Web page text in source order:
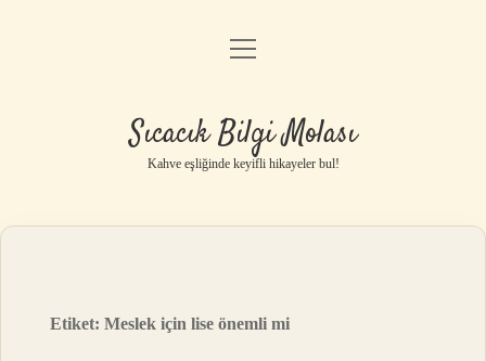
Anasayfa
Yasal Uyarı
menüyü
Sıcacık Bilgi Molası
Kahve eşliğinde keyifli hikayeler bul!
Etiket:Meslek için lise önemli mi